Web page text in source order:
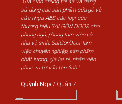
sử dụng các sản phẩm cửa gỗ và
cửa nhựa ABS các loại của
thương hiệu SÀI GÒN DOOR cho
phòng ngủ, phòng làm việc và
nhà vệ sinh. SaiGonDoor làm
việc chuyên nghiệp, sản phẩm
chất lượng, giá lại rẻ, nhân viên
phục vụ tư vấn tận tình."
Quỳnh Nga / Quận 7